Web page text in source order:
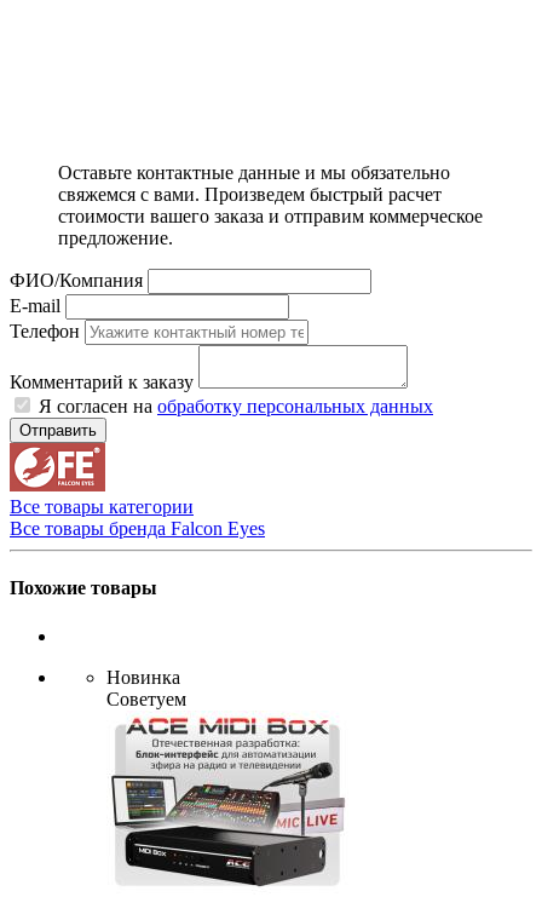
Оставьте контактные данные и мы обязательно
свяжемся с вами. Произведем быстрый расчет
стоимости вашего заказа и отправим коммерческое
предложение.
ФИО/Компания
E-mail
Телефон
Комментарий к заказу
Я согласен на обработку персональных данных
Отправить
Все товары категории
Все товары бренда Falcon Eyes
Похожие товары
Новинка
Советуем